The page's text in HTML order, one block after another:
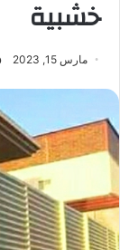
خشبية
مارس 15, 2023